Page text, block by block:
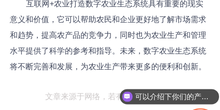
互联网+农业打造数字农业生态系统具有重要的现实
意义和价值，它可以帮助农民和企业更好地了解市场需求
和趋势，提高农产品的竞争力，同时也为农业生产和管理
水平提供了科学的参考和指导。未来，数字农业生态系统
将不断完善和发展，为农业生产带来更多的便利和创新。
文章来源于网络，若有侵权，请联系我们删除。
你们是怎么收费的呢